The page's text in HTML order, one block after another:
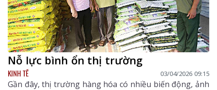
Nỗ lực bình ổn thị trường
KINH TẾ 03/04/2026 09:15
Gần đây, thị trường hàng hóa có nhiều biến động, ảnh